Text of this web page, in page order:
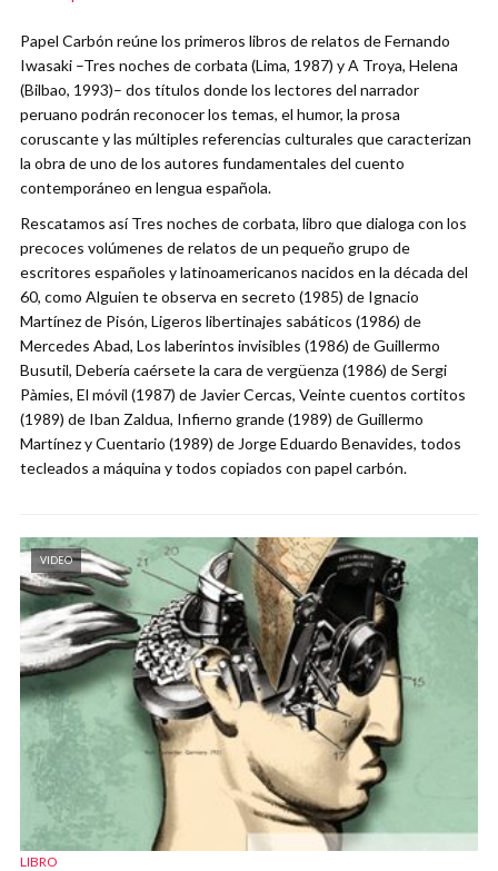
Papel Carbón reúne los primeros libros de relatos de Fernando
Iwasaki –Tres noches de corbata (Lima, 1987) y A Troya, Helena
(Bilbao, 1993)– dos títulos donde los lectores del narrador
peruano podrán reconocer los temas, el humor, la prosa
coruscante y las múltiples referencias culturales que caracterizan
la obra de uno de los autores fundamentales del cuento
contemporáneo en lengua española.
Rescatamos así Tres noches de corbata, libro que dialoga con los
precoces volúmenes de relatos de un pequeño grupo de
escritores españoles y latinoamericanos nacidos en la década del
60, como Alguien te observa en secreto (1985) de Ignacio
Martínez de Pisón, Ligeros libertinajes sabáticos (1986) de
Mercedes Abad, Los laberintos invisibles (1986) de Guillermo
Busutil, Debería caérsete la cara de vergüenza (1986) de Sergi
Pàmies, El móvil (1987) de Javier Cercas, Veinte cuentos cortitos
(1989) de Iban Zaldua, Infierno grande (1989) de Guillermo
Martínez y Cuentario (1989) de Jorge Eduardo Benavides, todos
tecleados a máquina y todos copiados con papel carbón.
VIDEO
LIBRO